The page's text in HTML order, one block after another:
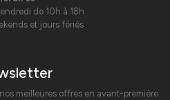
de 10h à 18h
et jours fériés
meilleures offres en avant-première